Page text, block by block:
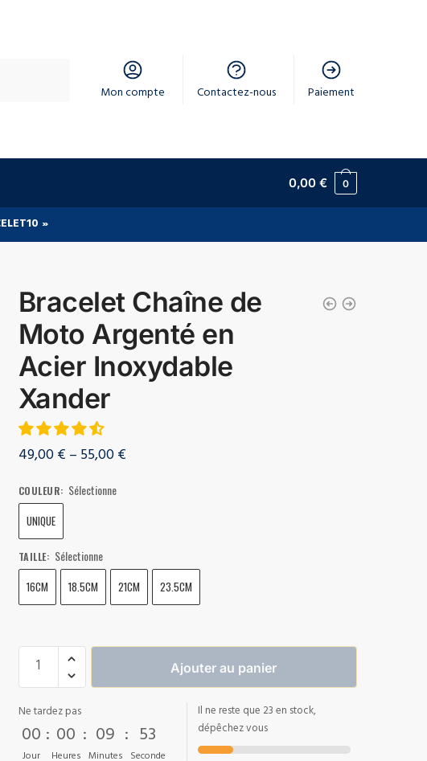
Mon compte Contactez-nous Paiement
0,00€ 0
»
Bracelet Chaîne de
Moto Argenté en
Acier Inoxydable
Xander
49,00€–55,00€
COULEUR: Sélectionne
UNIQUE
TAILLE: Sélectionne
16CM 18.5CM 21CM 23.5CM
Ajouter au panier
Ne tardez pas
00
Jour
: 00
Heures
: 09
Minutes
: 52
Seconde
Il ne reste que 23 en stock,
dépêchez vous